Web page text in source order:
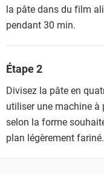
la pâte dans du film
pendant 30 min.
Étape 2
Divisez la pâte en
utiliser une machine à
selon la forme
plan légèrement fariné.